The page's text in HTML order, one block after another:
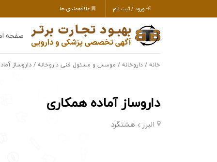
ورود / ثبت نام علاقه‌مندی ها
صفحه
خانه / داروخانه / موسس و مسئول فنی داروخانه / داروساز
داروساز آماده همکاری
البرز هشتگرد